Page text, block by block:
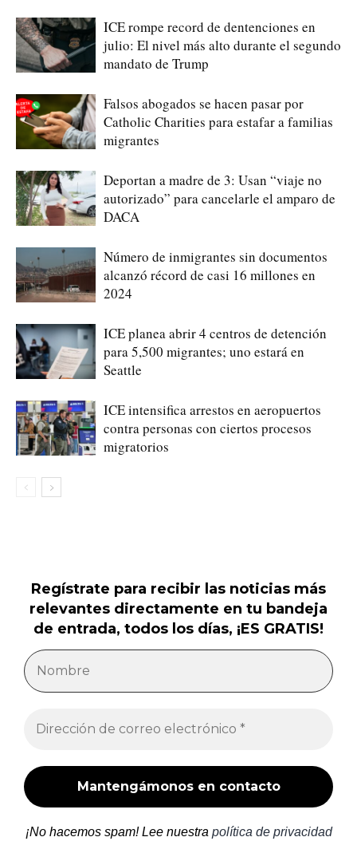
ICE rompe record de dentenciones en
julio: El nivel más alto durante el segundo
mandato de Trump
Falsos abogados se hacen pasar por
Catholic Charities para estafar a familias
migrantes
Deportan a madre de 3: Usan “viaje no
autorizado” para cancelarle el amparo de
DACA
Número de inmigrantes sin documentos
alcanzó récord de casi 16 millones en
2024
ICE planea abrir 4 centros de detención
para 5,500 migrantes; uno estará en
Seattle
ICE intensifica arrestos en aeropuertos
contra personas con ciertos procesos
migratorios
Regístrate para recibir las noticias más
relevantes directamente en tu bandeja
de entrada, todos los días, ¡ES GRATIS!
¡No hacemos spam! Lee nuestra política de privacidad